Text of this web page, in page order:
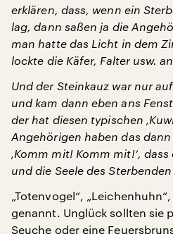
erklären, dass, wenn ein
lag, dann saßen ja die
man hatte das Licht in dem
lockte die Käfer, Falter usw.
Und der Steinkauz war nur
und kam dann eben ans
der hat diesen typischen
Angehörigen haben das
‚Komm mit! Komm mit!‘,
und die Seele des
„Totenvogel“,
genannt. Unglück sollten sie
Seuche oder eine